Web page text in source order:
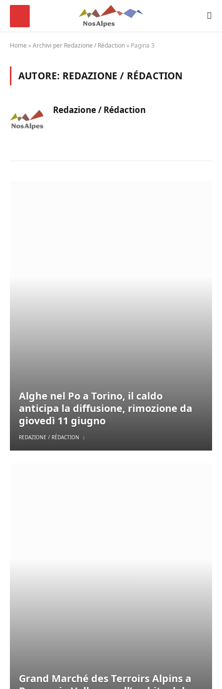
Home »Archivi per Redazione / Rédaction » Pagina 3
AUTORE: REDAZIONE / RÉDACTION
Redazione / Rédaction
Alghe nel Po a Torino, il caldo
anticipa la diffusione, rimozione da
giovedì 11 giugno
REDAZIONE / RÉDACTION
Grand Marché des Terroirs Alpins a